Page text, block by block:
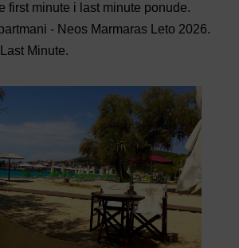
first minute i last minute ponude.
- Neos Marmaras Leto 2026.
Minute.